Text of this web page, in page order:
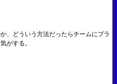
、どういう方法だったらチームにプラ
がする。